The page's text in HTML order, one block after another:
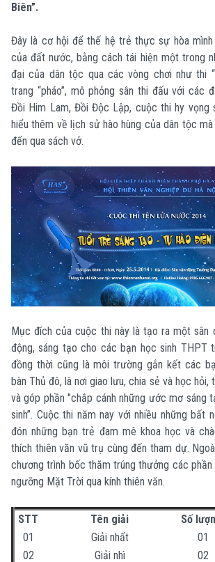
Biên”.
Đây là cơ hội để thế hệ trẻ thực sự hòa mình
của đất nước, bằng cách tái hiện một trong
đại của dân tộc qua các vòng chơi như thi
trang “pháo”, mô phỏng sân thi đấu với các
Đồi Him Lam, Đồi Độc Lập, cuộc thi hy vọng
hiểu thêm về lịch sử hào hùng của dân tộc
đến qua sách vở.
Mục đích của cuộc thi này là tạo ra một sân
động, sáng tạo cho các bạn học sinh THPT
đồng thời cũng là môi trường gắn kết các
bàn Thủ đô, là nơi giao lưu, chia sẻ và học hỏi,
và góp phần "chắp cánh những ước mơ sáng
sinh”. Cuộc thi năm nay với nhiều những bất
đón những bạn trẻ đam mê khoa học và
thích thiên văn vũ trụ cùng đến tham dự.
chương trình bốc thăm trúng thưởng các
ngưỡng Mặt Trời qua kính thiên văn.
STT Tên giải Số
01
Giải nhất 01
02
Giải nhì 02